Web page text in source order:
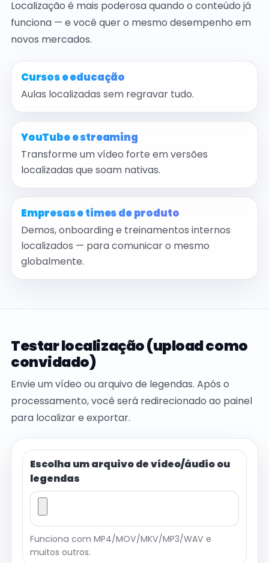
Localização é mais poderosa quando o conteúdo já
funciona — e você quer o mesmo desempenho em
novos mercados.
Cursos e educação
Aulas localizadas sem regravar tudo.
YouTube e streaming
Transforme um vídeo forte em versões
localizadas que soam nativas.
Empresas e times de produto
Demos, onboarding e treinamentos internos
localizados — para comunicar o mesmo
globalmente.
Testar localização (upload como
convidado)
Envie um vídeo ou arquivo de legendas. Após o
processamento, você será redirecionado ao painel
para localizar e exportar.
Escolha um arquivo de vídeo/áudio ou
legendas
Funciona com MP4/MOV/MKV/MP3/WAV e
muitos outros.